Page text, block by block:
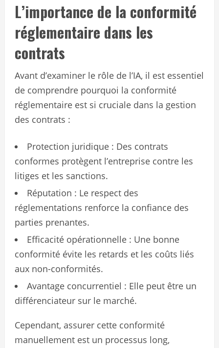
L’importance de la conformité
réglementaire dans les
contrats
Avant d’examiner le rôle de l’IA, il est essentiel
de comprendre pourquoi la conformité
réglementaire est si cruciale dans la gestion
des contrats :
Protection juridique : Des contrats
conformes protègent l’entreprise contre les
litiges et les sanctions.
Réputation : Le respect des
réglementations renforce la confiance des
parties prenantes.
Efficacité opérationnelle : Une bonne
conformité évite les retards et les coûts liés
aux non-conformités.
Avantage concurrentiel : Elle peut être un
différenciateur sur le marché.
Cependant, assurer cette conformité
manuellement est un processus long,